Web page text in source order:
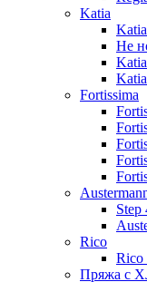
Katia
Не
Fortissima
Step
Rico
Rico
Пряжа с